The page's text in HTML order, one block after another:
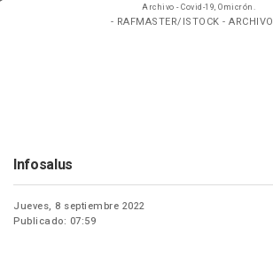
Archivo - Covid-19, Omicrón.
- RAFMASTER/ISTOCK - ARCHIVO
Infosalus
Jueves, 8 septiembre 2022
Publicado: 07:59